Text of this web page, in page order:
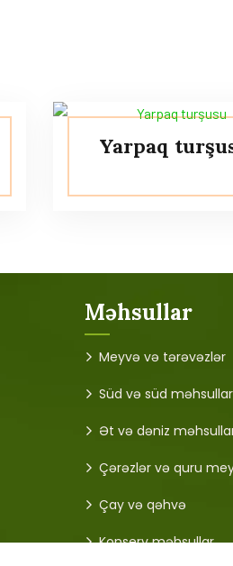
Yarpaq
Məhsullar
Meyvə və tərəvəzlər
Süd və süd
Ət və dəniz
Çərəzlər və quru
Çay və qəhvə
Konserv məhsullar